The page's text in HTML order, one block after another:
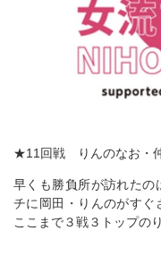
★11回戦 りんのなお・
早くも勝負所が訪れたの
チに岡田・りんのがすぐ
ここまで３戦３トップの